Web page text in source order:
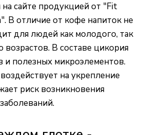
сайте продукцией от "Fit
В отличие от кофе напиток не
для людей как молодого, так
возрастов. В составе цикория
и полезных микроэлементов.
на укрепление
риск возникновения